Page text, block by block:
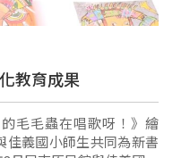
教育成果
毛毛蟲在唱歌呀！》繪
佳義國小師生共同為新書